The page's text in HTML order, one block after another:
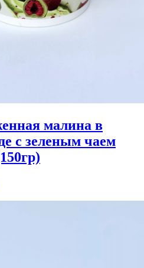
малина в
с зеленым чаем